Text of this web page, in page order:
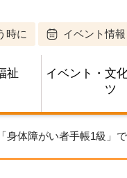
時に イベント情報
祉
イベント・文
ツ
身体障がい者手帳1級」